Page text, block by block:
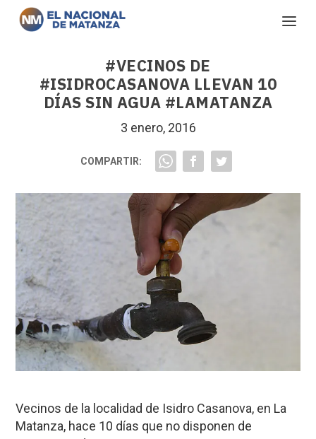
#VECINOS DE
#ISIDROCASANOVA LLEVAN 10
DÍAS SIN AGUA #LAMATANZA
3 enero, 2016
COMPARTIR:
Vecinos de la localidad de Isidro Casanova, en La
Matanza, hace 10 días que no disponen de